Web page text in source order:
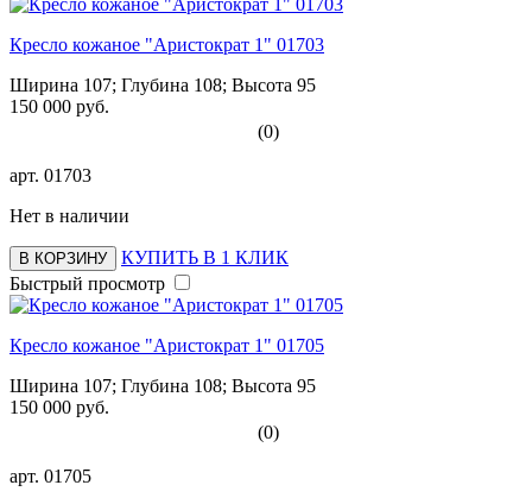
Кресло кожаное "Аристократ 1" 01703
Ширина 107; Глубина 108; Высота 95
150 000 руб.
(0)
арт. 01703
Нет в наличии
В КОРЗИНУ
КУПИТЬ В 1 КЛИК
Быстрый просмотр
Кресло кожаное "Аристократ 1" 01705
Ширина 107; Глубина 108; Высота 95
150 000 руб.
(0)
арт. 01705